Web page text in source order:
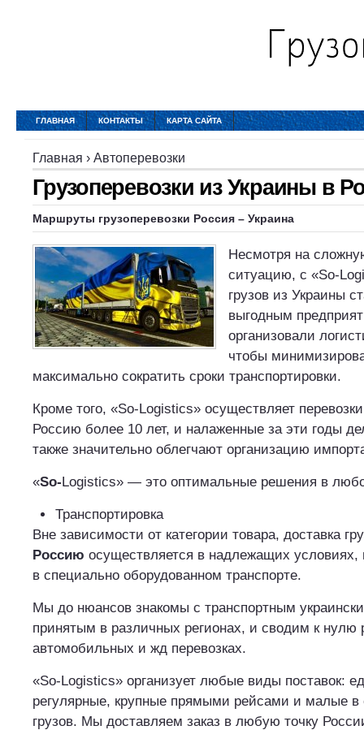
ГЛАВНАЯ КОНТАКТЫ КАРТА САЙТА
Главная › Автоперевозки
Грузоперевозки из Украины в
Маршруты грузоперевозки Россия – Украина
Несмотря на
ситуацию, с «So-
грузов из Украины
выгодным
организовали
чтобы
максимально сократить сроки транспортировки.
Кроме того, «So-Logistics» осуществляет
Россию более 10 лет, и налаженные за эти годы
также значительно облегчают организацию
«So-Logistics» — это оптимальные решения в
Транспортировка
Вне зависимости от категории товара, доставка
Россию осуществляется в надлежащих условиях,
в специально оборудованном транспорте.
Мы до нюансов знакомы с транспортным
принятым в различных регионах, и сводим к нулю
автомобильных и жд перевозках.
«So-Logistics» организует любые виды поставок:
регулярные, крупные прямыми рейсами и малые в
грузов. Мы доставляем заказ в любую точку